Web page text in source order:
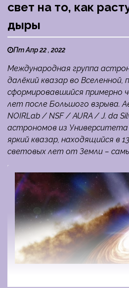
свет на то, как
дыры
Пт Апр 22 , 2022
Международная группа
далёкий квазар во Вселенной,
сформировавшийся примерно
лет после Большого взрыва.
NOIRLab / NSF / AURA / J. da
астрономов из
яркий квазар, находящийся в
световых лет от Земли –